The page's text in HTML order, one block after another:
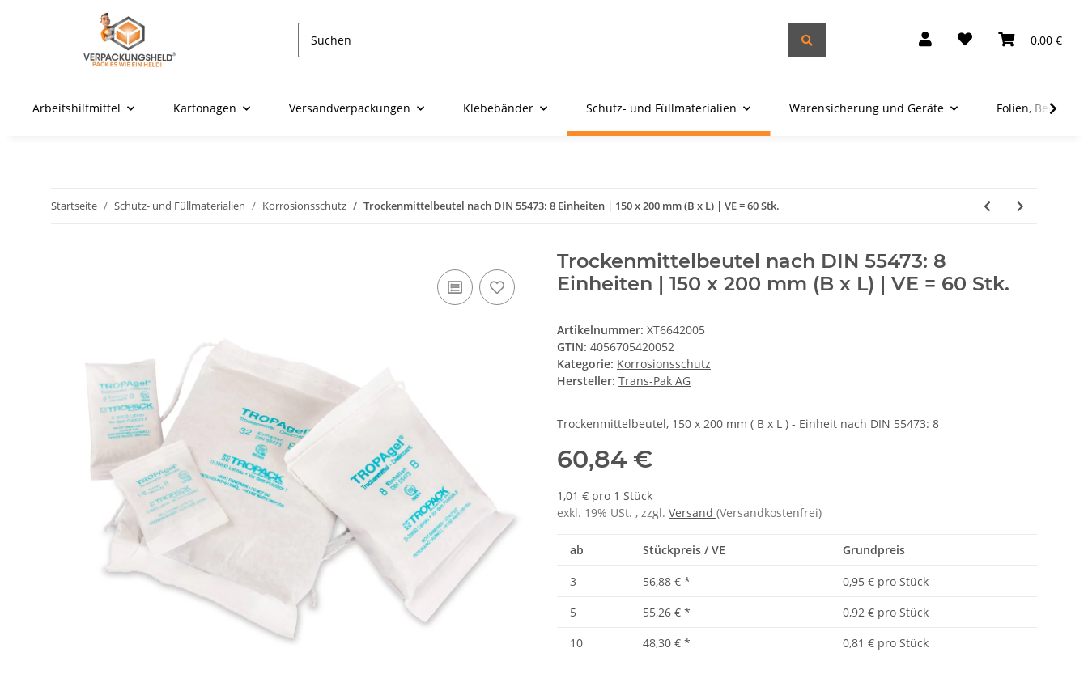
0,00 €
Arbeitshilfmittel Kartonagen Versandverpackungen Klebebänder Schutz- und Füllmaterialien Warensicherung und Geräte Folien, Beutel
Startseite Schutz- und Füllmaterialien Korrosionsschutz Trockenmittelbeutel nach DIN 55473: 8 Einheiten | 150 x 200 mm (B x L) | VE = 60 Stk.
Trockenmittelbeutel nach DIN 55473: 8
Einheiten | 150 x 200 mm (B x L) | VE = 60 Stk.
Artikelnummer: XT6642005
GTIN: 4056705420052
Kategorie: Korrosionsschutz
Hersteller: Trans-Pak AG
Trockenmittelbeutel, 150 x 200 mm ( B x L ) - Einheit nach DIN 55473: 8
60,84 €
1,01 € pro 1 Stück
exkl. 19% USt. , zzgl. Versand (Versandkostenfrei)
ab Stückpreis / VE Grundpreis
3 56,88 € *
0,95 € pro Stück
5
55,26 € *
0,92 € pro Stück
10
48,30 € * 0,81 € pro Stück